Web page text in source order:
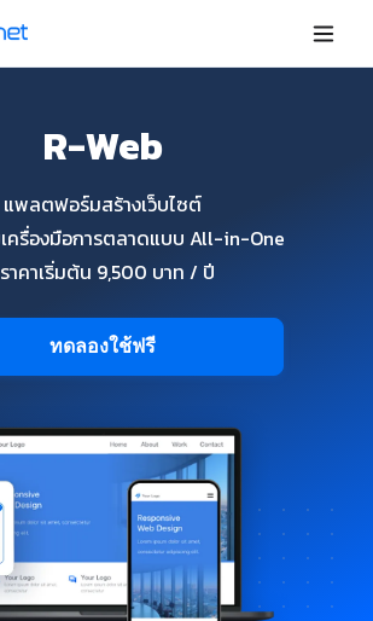
R-Web
แพลตฟอร์มสร้างเว็บไซต์
ครื่องมือการตลาดแบบ All-in-One
าคาเริ่มต้น 9,500 บาท / ปี
ทดลองใช้ฟรี